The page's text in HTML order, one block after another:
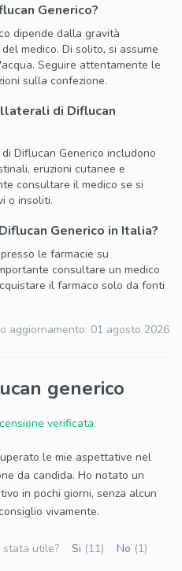
Generico?
dipende dalla gravità
medico. Di solito, si assume
Seguire attentamente le
sulla confezione.
di Diflucan
Diflucan Generico includono
eruzioni cutanee e
consultare il medico se si
o insoliti.
Generico in Italia?
le farmacie su
consultare un medico
il farmaco solo da fonti
aggiornamento: 01 agosto 2026
generico
verificata
le mie aspettative nel
da candida. Ho notato un
in pochi giorni, senza alcun
vivamente.
stata utile? Si (11) No (1)